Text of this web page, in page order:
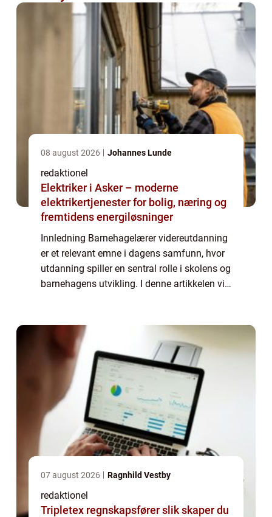
08 august 2026 Johannes Lunde
redaktionel
Elektriker i Asker – moderne
elektrikertjenester for bolig, næring og
fremtidens energiløsninger
Innledning Barnehagelærer videreutdanning
er et relevant emne i dagens samfunn, hvor
utdanning spiller en sentral rolle i skolens og
barnehagens utvikling. I denne artikkelen vil
07 august 2026 Ragnhild Vestby
redaktionel
Tripletex regnskapsfører slik skaper du